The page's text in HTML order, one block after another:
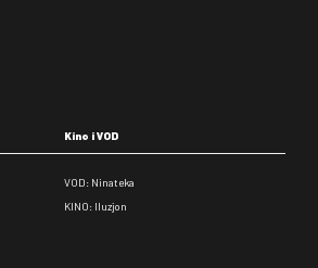
Kino i VOD
VOD: Ninateka
KINO: Iluzjon